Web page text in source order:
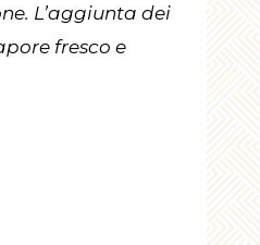
L’aggiunta dei
fresco e